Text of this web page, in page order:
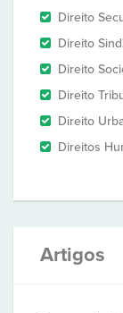
Direito
Direito
Direito
Direito
Direito
Direitos
Artigos